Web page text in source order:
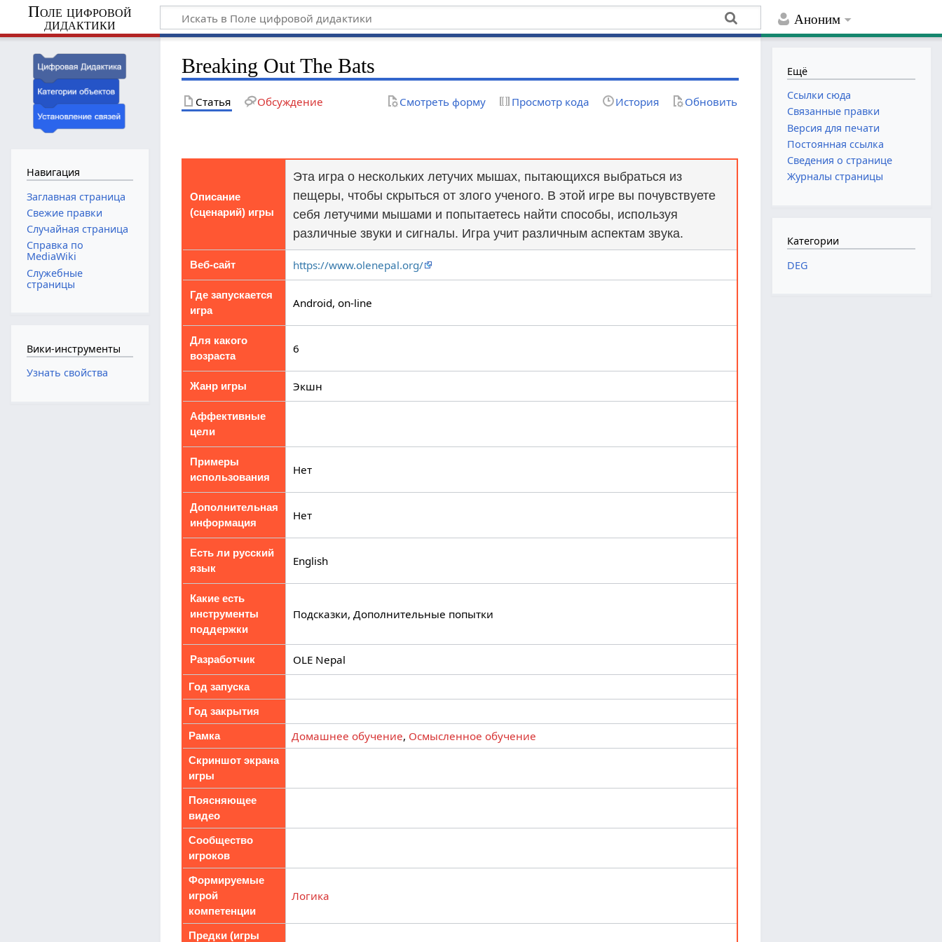
Аноним
Поле цифровой
дидактики
Breaking Out The Bats
Статья Обсуждение Смотреть форму Просмотр кода История Обновить
Описание
(сценарий) игры
Эта игра о нескольких летучих мышах, пытающихся выбраться из
пещеры, чтобы скрыться от злого ученого. В этой игре вы почувствуете
себя летучими мышами и попытаетесь найти способы, используя
различные звуки и сигналы. Игра учит различным аспектам звука.
Веб-сайт https://www.olenepal.org/
Где запускается
игра
Android, on-line
Для какого
возраста
6
Жанр игры Экшн
Аффективные
цели
Примеры
использования
Нет
Дополнительная
информация
Нет
Есть ли русский
язык
English
Какие есть
инструменты
поддержки
Подсказки, Дополнительные попытки
Разработчик OLE Nepal
Год запуска
Год закрытия
Рамка Домашнее обучение, Осмысленное обучение
Скриншот экрана
игры
Поясняющее
видео
Сообщество
игроков
Формируемые
игрой
компетенции
Логика
Предки (игры
Навигация
Заглавная страница
Свежие правки
Случайная страница
Справка по
MediaWiki
Служебные
страницы
Вики-инструменты
Узнать свойства
Ещё
Ссылки сюда
Связанные правки
Версия для печати
Постоянная ссылка
Сведения о странице
Журналы страницы
Категории
DEG